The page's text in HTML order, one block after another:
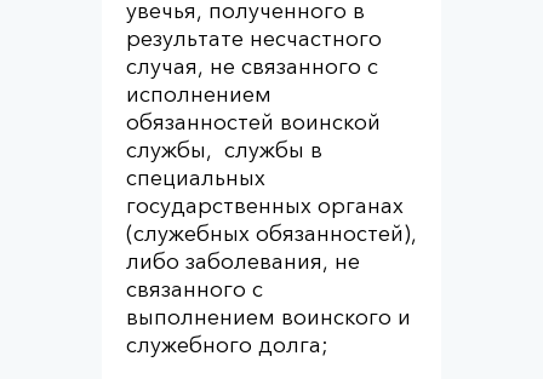
увечья, полученного в
результате несчастного
случая, не связанного с
исполнением
обязанностей воинской
службы, службы в
специальных
государственных органах
(служебных обязанностей),
либо заболевания, не
связанного с
выполнением воинского и
служебного долга;